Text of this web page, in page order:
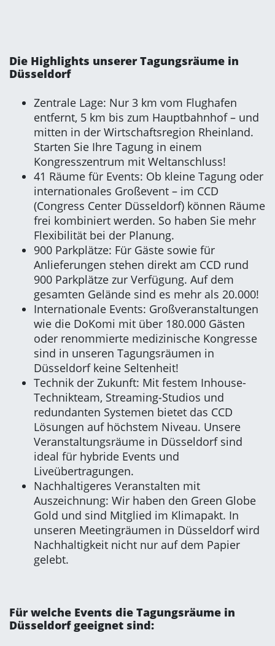
Die Highlights unserer Tagungsräume in
Düsseldorf
Zentrale Lage: Nur 3 km vom Flughafen
entfernt, 5 km bis zum Hauptbahnhof – und
mitten in der Wirtschaftsregion Rheinland.
Starten Sie Ihre Tagung in einem
Kongresszentrum mit Weltanschluss!
41 Räume für Events: Ob kleine Tagung oder
internationales Großevent – im CCD
(Congress Center Düsseldorf) können Räume
frei kombiniert werden. So haben Sie mehr
Flexibilität bei der Planung.
900 Parkplätze: Für Gäste sowie für
Anlieferungen stehen direkt am CCD rund
900 Parkplätze zur Verfügung. Auf dem
gesamten Gelände sind es mehr als 20.000!
Internationale Events: Großveranstaltungen
wie die DoKomi mit über 180.000 Gästen
oder renommierte medizinische Kongresse
sind in unseren Tagungsräumen in
Düsseldorf keine Seltenheit!
Technik der Zukunft: Mit festem Inhouse-
Technikteam, Streaming-Studios und
redundanten Systemen bietet das CCD
Lösungen auf höchstem Niveau. Unsere
Veranstaltungsräume in Düsseldorf sind
ideal für hybride Events und
Liveübertragungen.
Nachhaltigeres Veranstalten mit
Auszeichnung: Wir haben den Green Globe
Gold und sind Mitglied im Klimapakt. In
unseren Meetingräumen in Düsseldorf wird
Nachhaltigkeit nicht nur auf dem Papier
gelebt.
Für welche Events die Tagungsräume in
Düsseldorf geeignet sind: